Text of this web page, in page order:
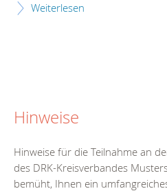
Weiterlesen
Hinweise
Hinweise für die Teilnahme an
des DRK-Kreisverbandes
bemüht, Ihnen ein